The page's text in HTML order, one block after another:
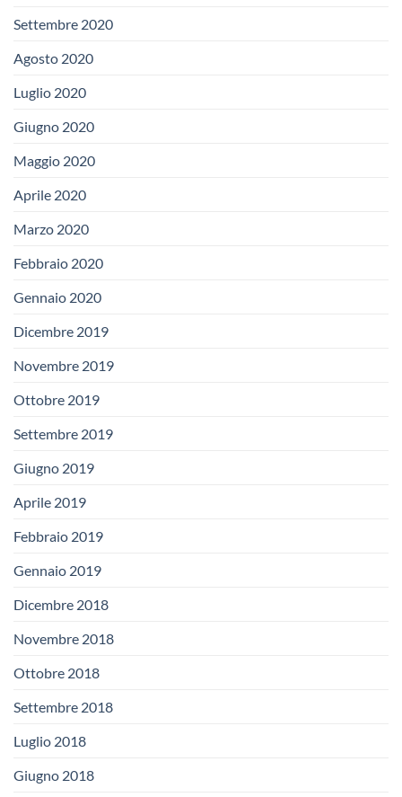
Settembre 2020
Agosto 2020
Luglio 2020
Giugno 2020
Maggio 2020
Aprile 2020
Marzo 2020
Febbraio 2020
Gennaio 2020
Dicembre 2019
Novembre 2019
Ottobre 2019
Settembre 2019
Giugno 2019
Aprile 2019
Febbraio 2019
Gennaio 2019
Dicembre 2018
Novembre 2018
Ottobre 2018
Settembre 2018
Luglio 2018
Giugno 2018